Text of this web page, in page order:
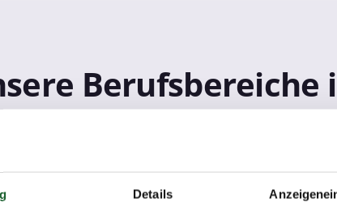
Details
Berufsbereiche